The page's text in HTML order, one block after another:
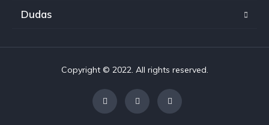
Dudas
Copyright © 2022. All rights reserved.